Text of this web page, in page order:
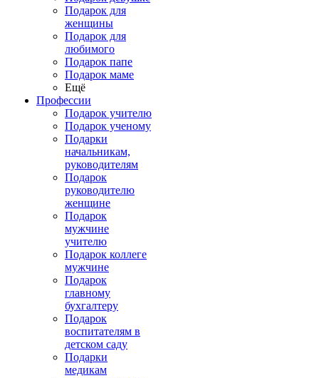
Подарок для
женщины
Подарок для
любимого
Подарок папе
Подарок маме
Ещё
Профессии
Подарок учителю
Подарок ученому
Подарки
начальникам,
руководителям
Подарок
руководителю
женщине
Подарок
мужчине
учителю
Подарок коллеге
мужчине
Подарок
главному
бухгалтеру
Подарок
воспитателям в
детском саду
Подарки
медикам